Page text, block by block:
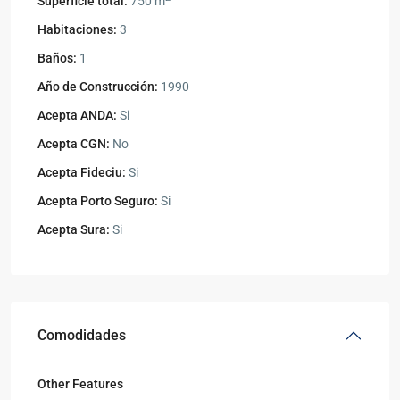
Habitaciones: 3
Baños: 1
Año de Construcción: 1990
Acepta ANDA: Si
Acepta CGN: No
Acepta Fideciu: Si
Acepta Porto Seguro: Si
Acepta Sura: Si
Comodidades
Other Features